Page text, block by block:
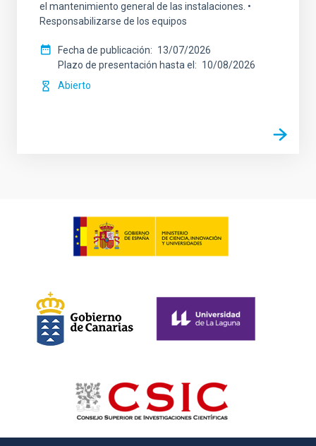
el mantenimiento general de las instalaciones. •
Responsabilizarse de los equipos
Fecha de publicación
13/07/2026
Plazo de presentación hasta el
10/08/2026
Abierto